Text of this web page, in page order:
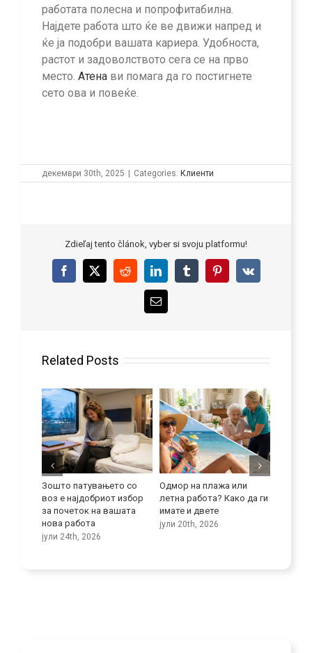
работата полесна и попрофитабилна.
Најдете работа што ќе ве движи напред и
ќе ја подобри вашата кариера. Удобноста,
растот и задоволството сега се на прво
место. Атена ви помага да го постигнете
сето ова и повеќе.
декември 30th, 2025 Categories: Клиенти
Zdieľaj tento článok, vyber si svoju platformu!
Facebook
X RedditLinkedInTumblrPinterest
Vk
Email
Related Posts
Зошто патувањето со
воз е најдобриот избор
за почеток на вашата
нова работа
јули 24th, 2026
Одмор на плажа или
летна работа? Како да ги
имате и двете
јули 20th, 2026